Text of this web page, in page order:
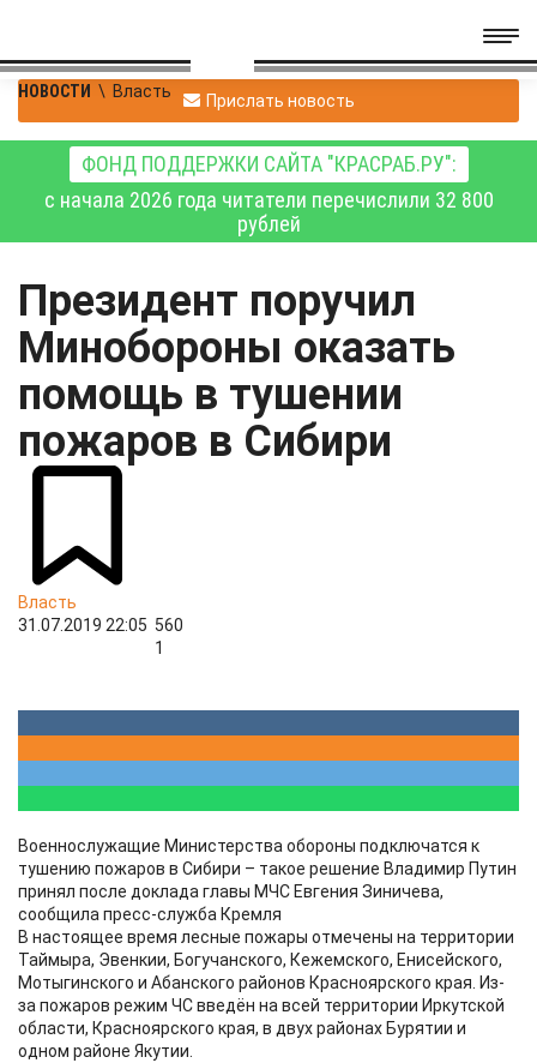
НОВОСТИ \ Власть Прислать новость
ФОНД ПОДДЕРЖКИ САЙТА "КРАСРАБ.РУ":
с начала 2026 года читатели перечислили 32 800
рублей
Президент поручил
Минобороны оказать
помощь в тушении
пожаров в Сибири
Власть
31.07.2019 22:05 560
1
Военнослужащие Министерства обороны подключатся к
тушению пожаров в Сибири – такое решение Владимир Путин
принял после доклада главы МЧС Евгения Зиничева,
сообщила пресс-служба Кремля
В настоящее время лесные пожары отмечены на территории
Таймыра, Эвенкии, Богучанского, Кежемского, Енисейского,
Мотыгинского и Абанского районов Красноярского края. Из-
за пожаров режим ЧС введён на всей территории Иркутской
области, Красноярского края, в двух районах Бурятии и
одном районе Якутии.